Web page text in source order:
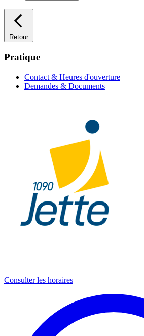
Retour
Pratique
Contact & Heures d'ouverture
Demandes & Documents
Consulter les horaires